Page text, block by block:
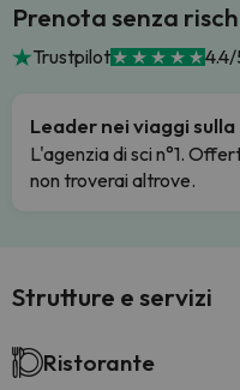
Prenota senza
Trustpilot 4.4/
Leader nei viaggi sulla
L'agenzia di sci n°1.
non troverai altrove.
Strutture e servizi
Ristorante